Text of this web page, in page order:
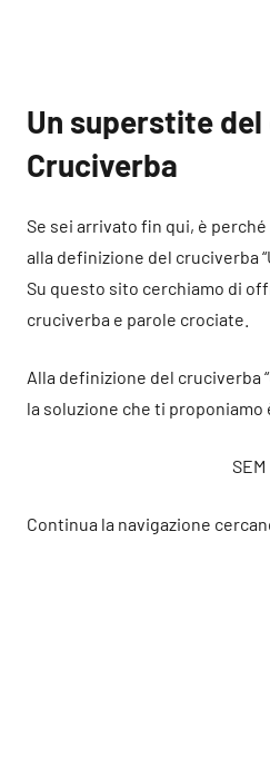
Un superstite del
Cruciverba
Se sei arrivato fin qui, è
alla definizione del cruciverba
Su questo sito cerchiamo di
cruciverba e parole crociate.
Alla definizione del cruciverba
la soluzione che ti proponiamo
SEM
Continua la navigazione